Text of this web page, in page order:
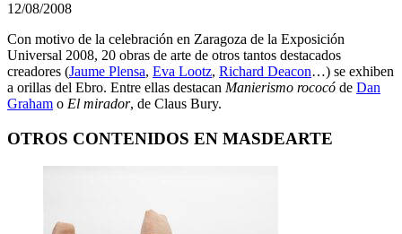
12/08/2008
Con motivo de la celebración en Zaragoza de la Exposición
Universal 2008, 20 obras de arte de otros tantos destacados
creadores (Jaume Plensa, Eva Lootz, Richard Deacon…) se exhiben
a orillas del Ebro. Entre ellas destacan Manierismo rococó de Dan
Graham o El mirador, de Claus Bury.
OTROS CONTENIDOS EN MASDEARTE